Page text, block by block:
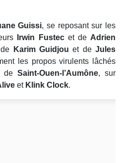
Guissi, se reposant sur les
Irwin Fustecet de Adrien
Karim Guidjou et deJules
les propos virulents lâchés
deSaint-Ouen-l’Aumône, sur
et Klink Clock.